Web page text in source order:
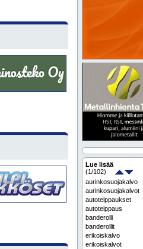
Lue lisää
(1/102)
aurinkosuojakalvo
aurinkosuojakalvot
autoteippaukset
autoteippaus
banderolli
banderollit
erikoiskalvo
erikoiskalvot